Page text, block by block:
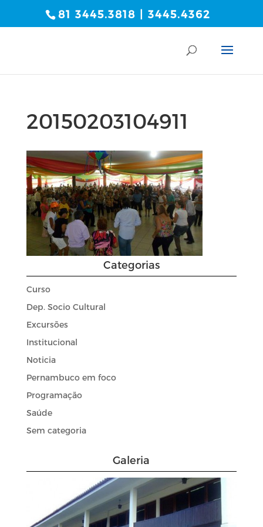
81 3445.3818 | 3445.4362
20150203104911
Categorias
Curso
Dep. Socio Cultural
Excursões
Institucional
Noticia
Pernambuco em foco
Programação
Saúde
Sem categoria
Galeria